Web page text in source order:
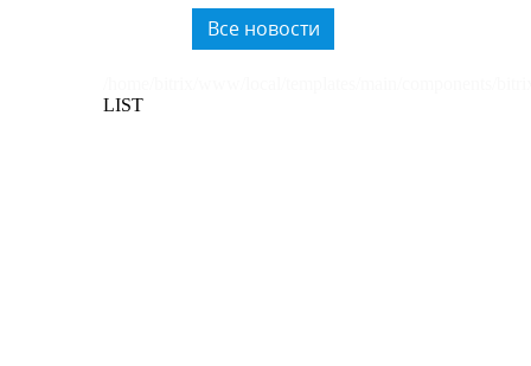
пластика.
Все новости
LIST